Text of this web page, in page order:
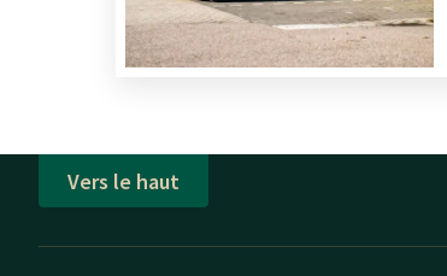
Vers le haut